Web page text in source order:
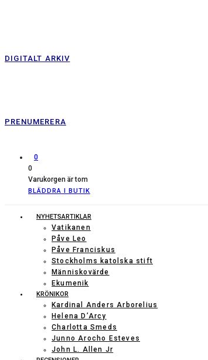
DIGITALT ARKIV
PRENUMERERA
0
0
Varukorgen är tom
BLÄDDRA I BUTIK
NYHETSARTIKLAR
Vatikanen
Påve Leo
Påve Franciskus
Stockholms katolska stift
Människovärde
Ekumenik
KRÖNIKOR
Kardinal Anders Arborelius
Helena D’Arcy
Charlotta Smeds
Junno Arocho Esteves
John L. Allen Jr